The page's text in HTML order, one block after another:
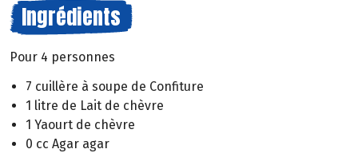
Ingrédients
Pour 4 personnes
7 cuillère à soupe de Confiture
1 litre de Lait de chèvre
1 Yaourt de chèvre
0 cc Agar agar